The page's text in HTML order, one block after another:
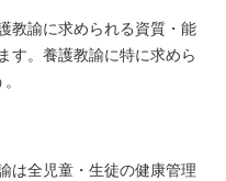
教諭に求められる資質・能
す。養護教諭に特に求めら
は全児童・生徒の健康管理